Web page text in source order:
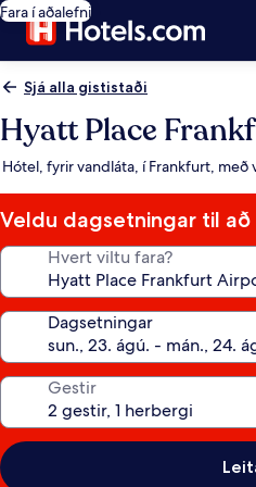
Fara í aðalefni
Sjá alla gististaði
Hyatt Place
Hótel, fyrir vandláta, í Frankfurt,
Veldu dagsetningar til að
Hvert viltu fara?
Dagsetningar
Gestir